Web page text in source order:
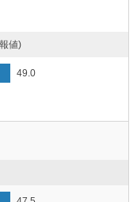
値)
49.0